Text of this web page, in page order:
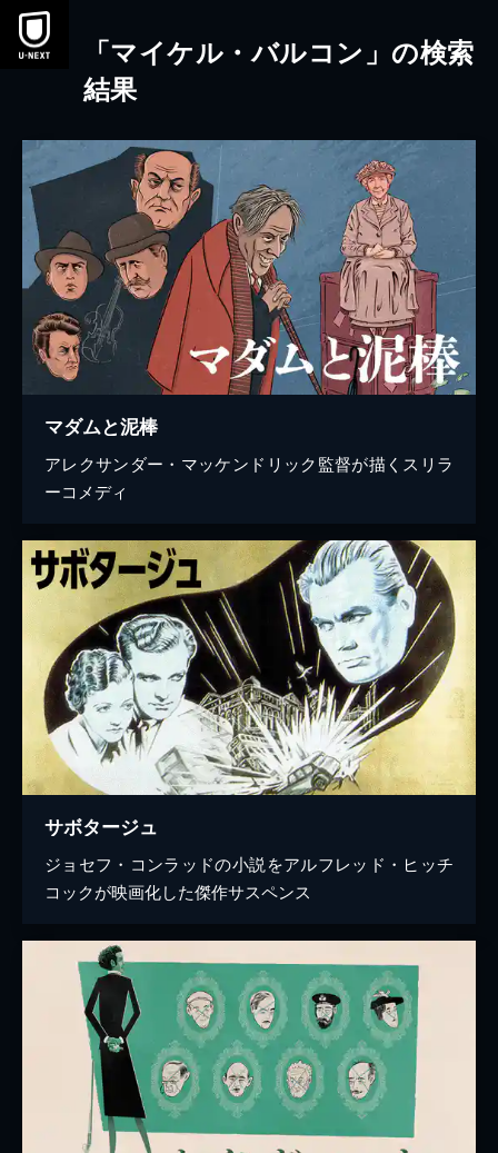
本文へスキップ
「マイケル・バルコン」の検索
結果
マダムと泥棒
アレクサンダー・マッケンドリック監督が描くスリラ
ーコメディ
サボタージュ
ジョセフ・コンラッドの小説をアルフレッド・ヒッチ
コックが映画化した傑作サスペンス